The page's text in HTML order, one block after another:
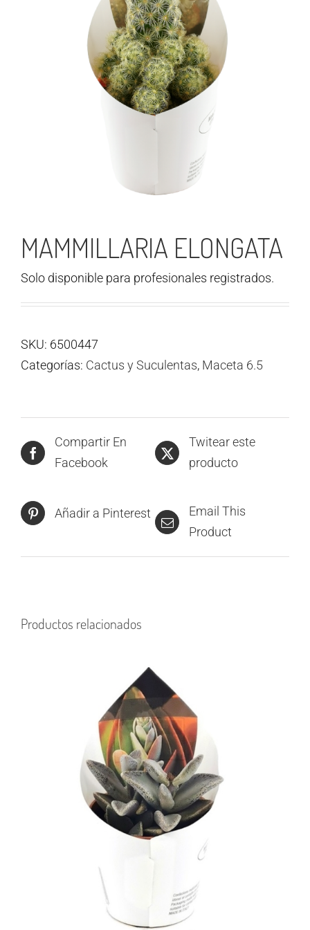
MAMMILLARIA ELONGATA
Solo disponible para profesionales registrados.
SKU: 6500447
Categorías: Cactus y Suculentas, Maceta 6.5
Compartir En
Facebook
Twitear este
producto
Añadir a Pinterest
Email This
Product
Productos relacionados